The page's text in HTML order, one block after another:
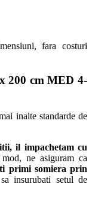
fara costuri
200 cm MED 4-
inalte standarde de
il impachetam cu
ne asiguram ca
primi somiera prin
insurubati setul de